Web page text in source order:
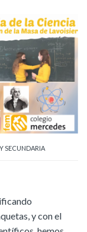
SECUNDARIA
y con el